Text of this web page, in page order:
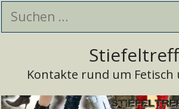
Zum
Inhalt
springen
Suchen
nach:
Stiefeltreff
Kontakte rund um Fetisch